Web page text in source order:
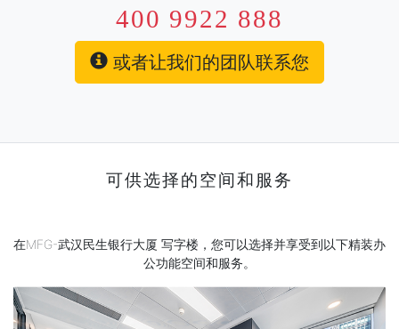
400 9922 888
或者让我们的团队联系您
可供选择的空间和服务
在MFG-武汉民生银行大厦 写字楼，您可以选择并享受到以下精装办
公功能空间和服务。